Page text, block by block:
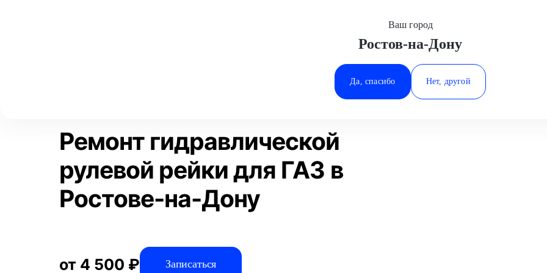
Минеральные Воды
Ростов-на-Дону
Ставрополь
Ваш город
Ростов-на-Дону
Да, спасибо Нет, другой
Ремонт гидравлической рулевой рейки ГАЗ
Статьи
Ремонт гидравлической
рулевой рейки для ГАЗ в
Ростове-на-Дону
от 4 500 ₽ Записаться